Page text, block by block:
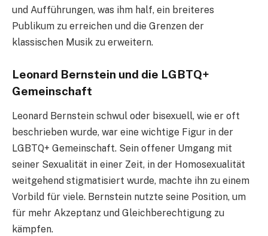
und Aufführungen, was ihm half, ein breiteres
Publikum zu erreichen und die Grenzen der
klassischen Musik zu erweitern.
Leonard Bernstein und die LGBTQ+
Gemeinschaft
Leonard Bernstein schwul oder bisexuell, wie er oft
beschrieben wurde, war eine wichtige Figur in der
LGBTQ+ Gemeinschaft. Sein offener Umgang mit
seiner Sexualität in einer Zeit, in der Homosexualität
weitgehend stigmatisiert wurde, machte ihn zu einem
Vorbild für viele. Bernstein nutzte seine Position, um
für mehr Akzeptanz und Gleichberechtigung zu
kämpfen.